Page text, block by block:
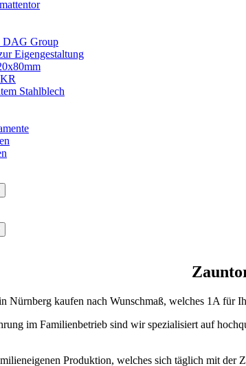
DAG Group
Eigengestaltung
Stahlblech
Nürnberg kaufen nach Wunschmaß, welches 1A für
im Familienbetrieb sind wir spezialisiert auf
Produktion, welches sich täglich mit